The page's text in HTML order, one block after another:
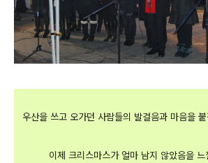
우산을 쓰고 오가던 사람들의 발걸음과 마음을
이제 크리스마스가 얼마 남지 않았음을